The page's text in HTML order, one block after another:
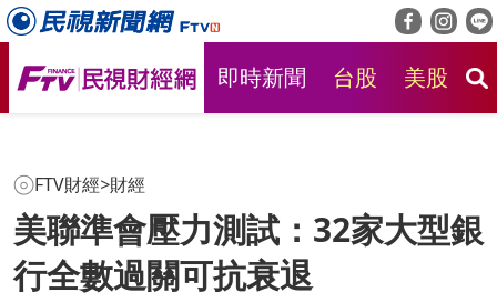
即時新聞 台股 美股
FTV財經>財經
美聯準會壓力測試：32家大型銀
行全數過關可抗衰退